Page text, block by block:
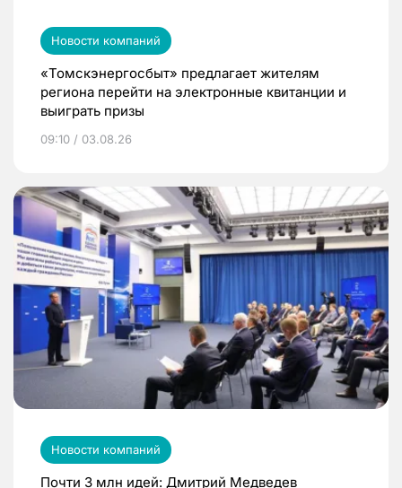
Новости компаний
«Томскэнергосбыт» предлагает жителям
региона перейти на электронные квитанции и
выиграть призы
09:10 / 03.08.26
Новости компаний
Почти 3 млн идей: Дмитрий Медведев